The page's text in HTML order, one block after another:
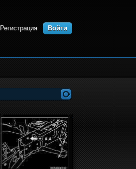
Регистрация Войти